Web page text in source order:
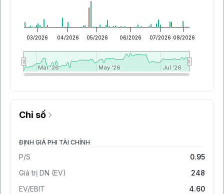
03/2026 04/2026 05/2026 06/2026 07/2026 08/2026
Mar '26
Mar '26 May '26
May '26 Jul '26
Jul '26
Chỉ số
ĐỊNH GIÁ PHI TÀI CHÍNH
P/S
0.95
Giá trị DN (EV)
248
EV/EBIT
4.60